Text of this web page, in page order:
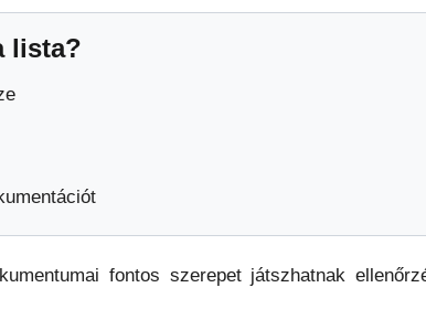
lista?
fontos szerepet játszhatnak